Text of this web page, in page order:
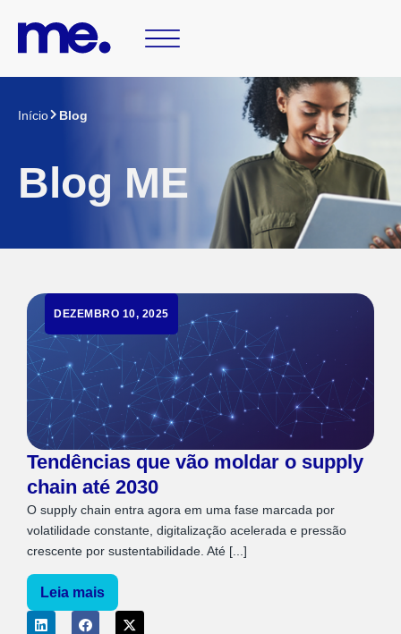
Início Blog
Blog ME
DEZEMBRO 10, 2025
Tendências que vão moldar o supply
chain até 2030
O supply chain entra agora em uma fase marcada por
volatilidade constante, digitalização acelerada e pressão
crescente por sustentabilidade. Até [...]
Leia mais